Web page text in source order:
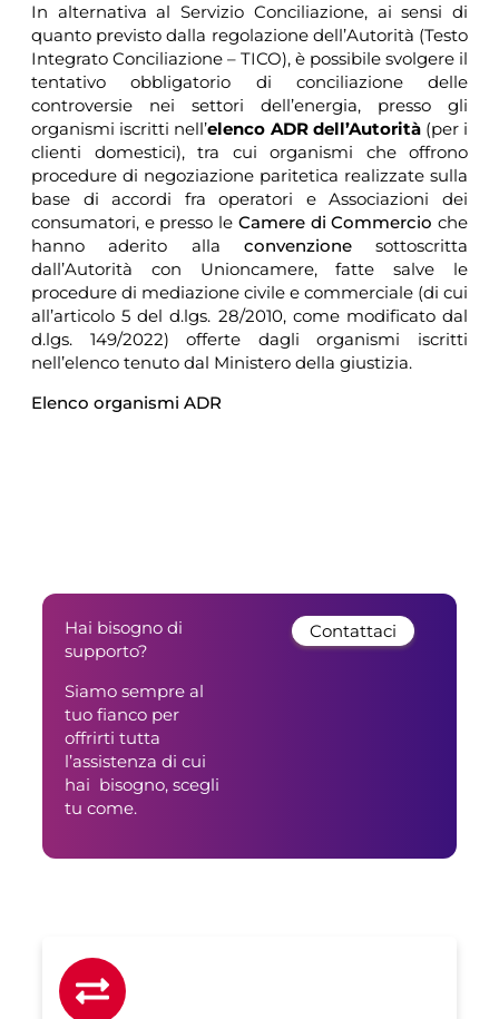
In alternativa al Servizio Conciliazione, ai sensi di
quanto previsto dalla regolazione dell’Autorità (Testo
Integrato Conciliazione – TICO), è possibile svolgere il
tentativo obbligatorio di conciliazione delle
controversie nei settori dell’energia, presso gli
organismi iscritti nell’elenco ADR dell’Autorità(per i
clienti domestici), tra cui organismi che offrono
procedure di negoziazione paritetica realizzate sulla
base di accordi fra operatori e Associazioni dei
consumatori, e presso le Camere di Commercio che
hanno aderito alla convenzionesottoscritta
dall’Autorità con Unioncamere, fatte salve le
procedure di mediazione civile e commerciale (di cui
all’articolo 5 del d.lgs. 28/2010, come modificato dal
d.lgs. 149/2022) offerte dagli organismi iscritti
nell’elenco tenuto dal Ministero della giustizia.
Elenco organismi ADR
Hai bisogno di
supporto?
Siamo sempre al
tuo fianco per
offrirti tutta
l’assistenza di cui
hai bisogno, scegli
tu come.
Contattaci